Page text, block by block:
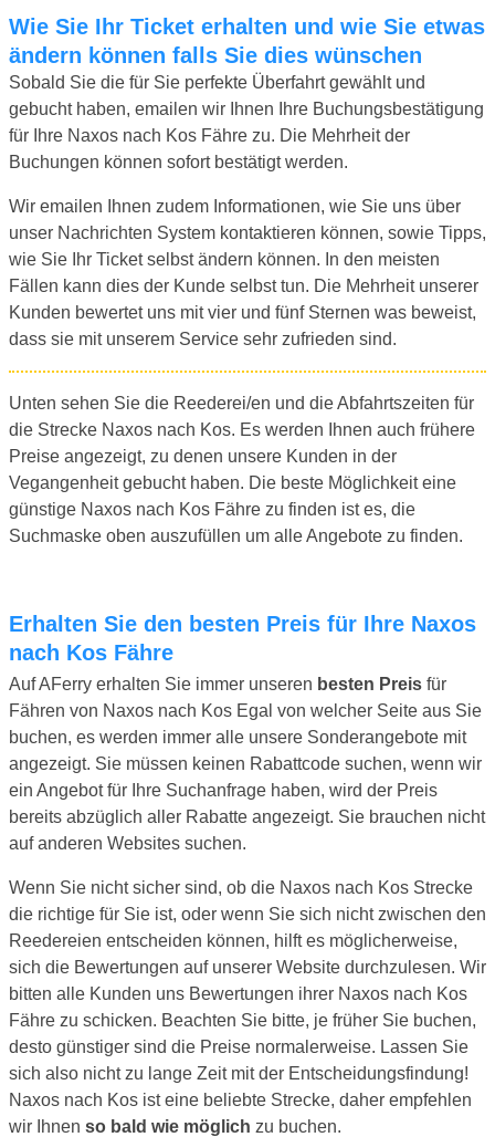
Wie Sie Ihr Ticket erhalten und wie Sie etwas
ändern können falls Sie dies wünschen
Sobald Sie die für Sie perfekte Überfahrt gewählt und
gebucht haben, emailen wir Ihnen Ihre Buchungsbestätigung
für Ihre Naxos nach Kos Fähre zu. Die Mehrheit der
Buchungen können sofort bestätigt werden.
Wir emailen Ihnen zudem Informationen, wie Sie uns über
unser Nachrichten System kontaktieren können, sowie Tipps,
wie Sie Ihr Ticket selbst ändern können. In den meisten
Fällen kann dies der Kunde selbst tun. Die Mehrheit unserer
Kunden bewertet uns mit vier und fünf Sternen was beweist,
dass sie mit unserem Service sehr zufrieden sind.
Unten sehen Sie die Reederei/en und die Abfahrtszeiten für
die Strecke Naxos nach Kos. Es werden Ihnen auch frühere
Preise angezeigt, zu denen unsere Kunden in der
Vegangenheit gebucht haben. Die beste Möglichkeit eine
günstige Naxos nach Kos Fähre zu finden ist es, die
Suchmaske oben auszufüllen um alle Angebote zu finden.
Erhalten Sie den besten Preis für Ihre Naxos
nach Kos Fähre
Auf AFerry erhalten Sie immer unseren besten Preis für
Fähren von Naxos nach Kos Egal von welcher Seite aus Sie
buchen, es werden immer alle unsere Sonderangebote mit
angezeigt. Sie müssen keinen Rabattcode suchen, wenn wir
ein Angebot für Ihre Suchanfrage haben, wird der Preis
bereits abzüglich aller Rabatte angezeigt. Sie brauchen nicht
auf anderen Websites suchen.
Wenn Sie nicht sicher sind, ob die Naxos nach Kos Strecke
die richtige für Sie ist, oder wenn Sie sich nicht zwischen den
Reedereien entscheiden können, hilft es möglicherweise,
sich die Bewertungen auf unserer Website durchzulesen. Wir
bitten alle Kunden uns Bewertungen ihrer Naxos nach Kos
Fähre zu schicken. Beachten Sie bitte, je früher Sie buchen,
desto günstiger sind die Preise normalerweise. Lassen Sie
sich also nicht zu lange Zeit mit der Entscheidungsfindung!
Naxos nach Kos ist eine beliebte Strecke, daher empfehlen
wir Ihnen so bald wie möglich zu buchen.